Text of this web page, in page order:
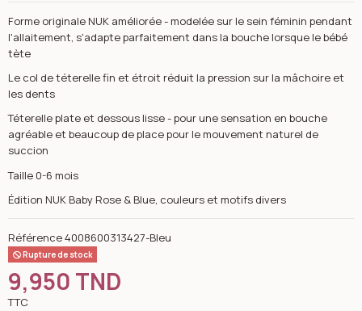
Forme originale NUK améliorée - modelée sur le sein féminin pendant
l'allaitement, s'adapte parfaitement dans la bouche lorsque le bébé
tète
Le col de téterelle fin et étroit réduit la pression sur la mâchoire et
les dents
Téterelle plate et dessous lisse - pour une sensation en bouche
agréable et beaucoup de place pour le mouvement naturel de
succion
Taille 0-6 mois
Édition NUK Baby Rose & Blue, couleurs et motifs divers
Référence4008600313427-Bleu
Rupture de stock
9,950 TND
TTC